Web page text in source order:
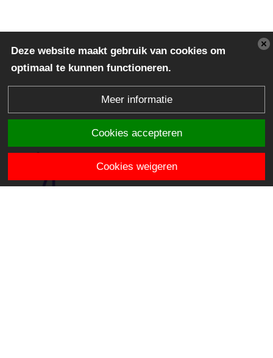
Deze website maakt gebruik van cookies om
optimaal te kunnen functioneren.
Meer informatie
Cookies accepteren
Cookies weigeren